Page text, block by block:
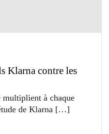
Klarna contre les
multiplient à chaque
de Klarna